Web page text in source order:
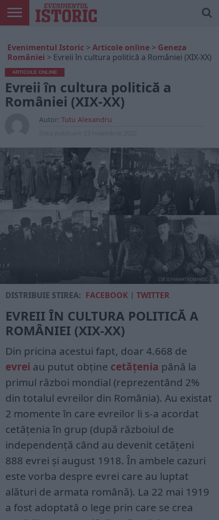
ONLINE
EDIȚII
TIPĂRITE
ISTORIC
PLAY
CONTUL
MEU
Evenimentul Istoric > Articole online > Geneza
României > Evreii în cultura politică a României (XIX-XX)
ARTICOLE ONLINE
Evreii în cultura politică a
României (XIX-XX)
Autor: Tutu Alexandru
CER SI PAMANT ROMANESC
DISTRIBUIE ȘTIREA: FACEBOOK |TWITTER
EVREII ÎN CULTURA POLITICĂ A
ROMÂNIEI (XIX-XX)
Din pricina acestui fapt, doar 4.668 de
evrei au putut obține cetățenia până la
primul război mondial (reprezentând 2%
din totalul evreilor din România). Au existat
2 momente în care evreilor li s-a acordat
cetățenia în grup (după războiul de
independență când au devenit cetățeni
888 evrei și august 1918. În ambele cazuri
este vorba despre evrei care au luptat
alături de armata română). La 22 mai 1919
a fost adoptată o lege prin care se crea